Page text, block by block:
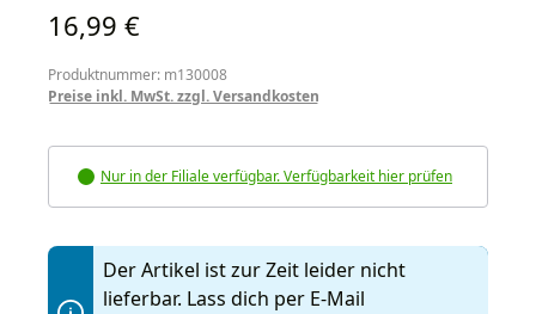
Regulärer Preis:
16,99 €
Produktnummer: m130008
Preise inkl. MwSt. zzgl. Versandkosten
Nur in der Filiale verfügbar. Verfügbarkeit hier prüfen
Der Artikel ist zur Zeit leider nicht
lieferbar. Lass dich per E-Mail